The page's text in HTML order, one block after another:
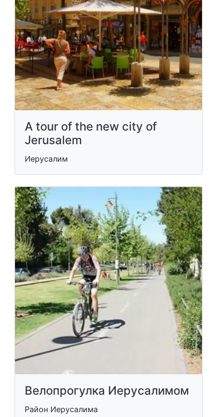
A tour of the new city of
Jerusalem
Иерусалим
Велопрогулка Иерусалимом
Район Иерусалима